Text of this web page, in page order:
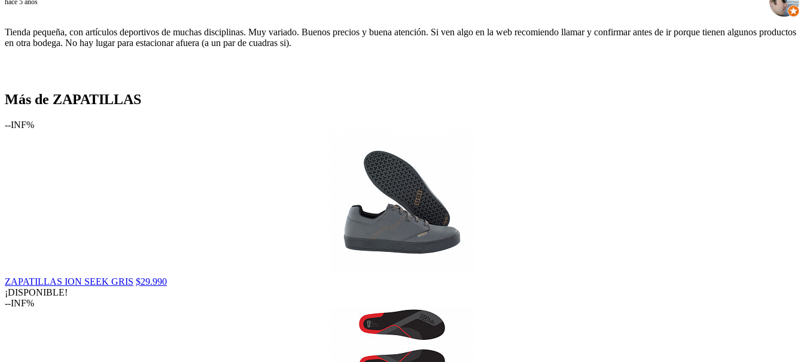
hace 5 años
Tienda pequeña, con artículos deportivos de muchas disciplinas. Muy variado. Buenos precios y buena atención. Si ven algo en la web recomiendo llamar y confirmar antes de ir porque tienen algunos productos
en otra bodega. No hay lugar para estacionar afuera (a un par de cuadras si).
Más de ZAPATILLAS
--INF%
ZAPATILLAS ION SEEK GRIS $29.990
¡DISPONIBLE!
--INF%